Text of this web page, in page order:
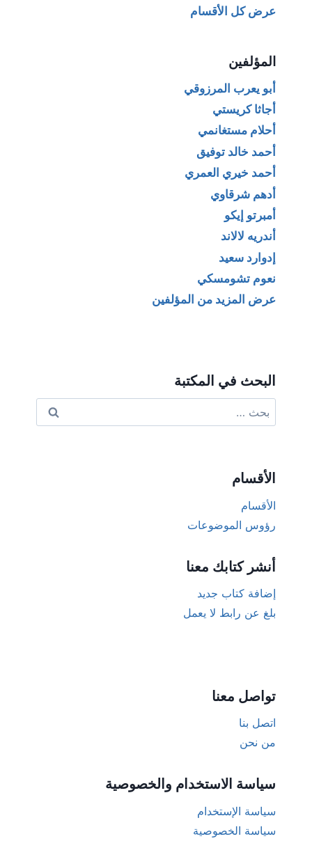
عرض كل الأقسام
المؤلفين
أبو يعرب المرزوقي
أجاثا كريستي
أحلام مستغانمي
أحمد خالد توفيق
أحمد خيري العمري
أدهم شرقاوي
أمبرتو إيكو
أندريه لالاند
إدوارد سعيد
نعوم تشومسكي
عرض المزيد من المؤلفين
البحث في المكتبة
عن:
الأقسام
الأقسام
رؤوس الموضوعات
أنشر كتابك معنا
إضافة كتاب جديد
بلغ عن رابط لا يعمل
تواصل معنا
اتصل بنا
من نحن
سياسة الاستخدام والخصوصية
سياسة الإستخدام
سياسة الخصوصية